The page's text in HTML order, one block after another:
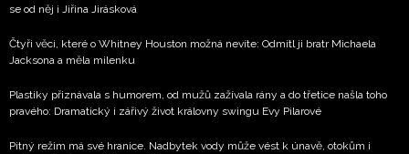
se od něj i Jiřina Jirásková
Čtyři věci, které o Whitney Houston možná nevíte: Odmítl ji bratr Michaela
Jacksona a měla milenku
Plastiky přiznávala s humorem, od mužů zažívala rány a do třetice našla toho
pravého: Dramatický i zářivý život královny swingu Evy Pilarové
Pitný režim má své hranice. Nadbytek vody může vést k únavě, otokům i